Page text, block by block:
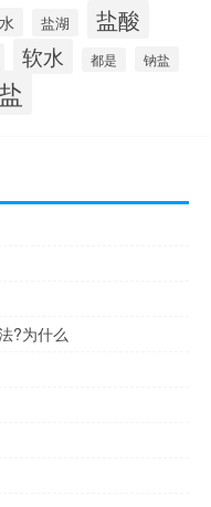
盐湖 盐酸
软水 都是 钠盐
?为什么